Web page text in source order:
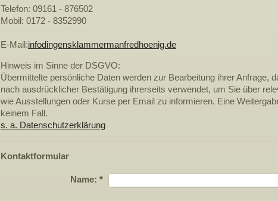
Telefon: 09161 - 876502
Mobil: 0172 - 8352990
E-Mail:infodingensklammermanfredhoenig.de
Hinweis im Sinne der DSGVO:
Übermittelte persönliche Daten werden zur Bearbeitung ihrer Anfrage,
nach ausdrücklicher Bestätigung ihrerseits verwendet, um Sie über
wie Ausstellungen oder Kurse per Email zu informieren. Eine
keinem Fall.
s. a. Datenschutzerklärung
Kontaktformular
Name: *